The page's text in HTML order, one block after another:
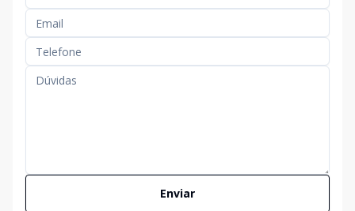
Enviar